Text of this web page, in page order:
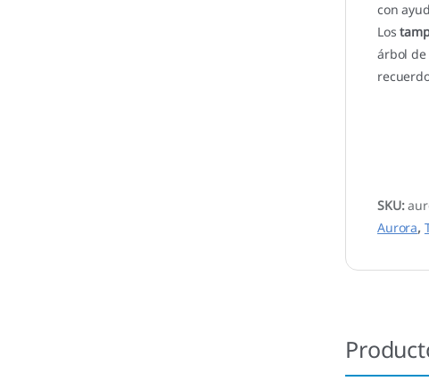
con
Los
árbol de
SKU:
Aurora,